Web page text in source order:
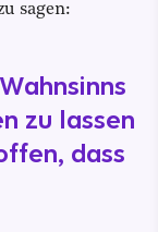
sagen:
zu lassen
dass